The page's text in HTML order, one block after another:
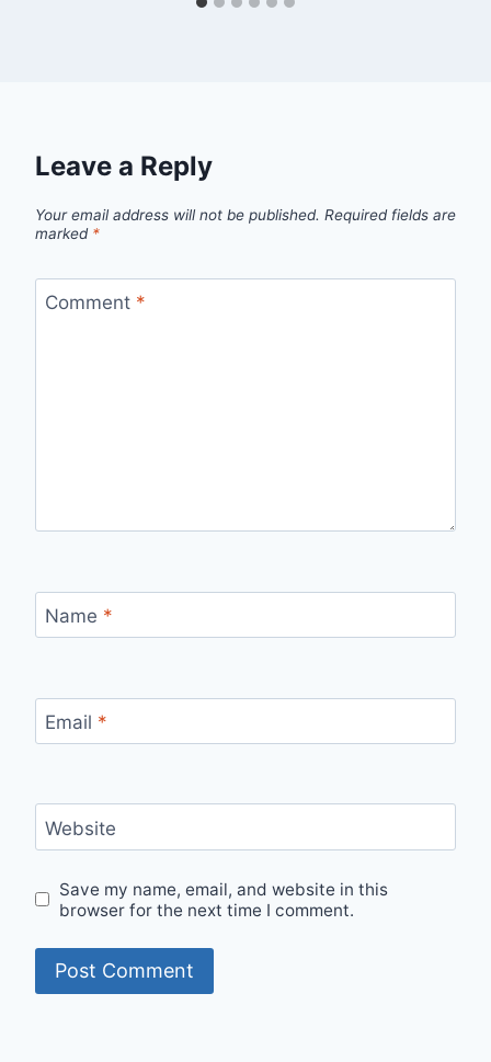
Leave a Reply
Your email address will not be published. Required fields are
marked *
Comment *
Name *
Email *
Website
Save my name, email, and website in this
browser for the next time I comment.